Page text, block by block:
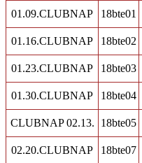
01.09.CLUBNAP 18bte01
01.16.CLUBNAP 18bte02
01.23.CLUBNAP 18bte03
01.30.CLUBNAP 18bte04
CLUBNAP 02.13. 18bte05
02.20.CLUBNAP 18bte07